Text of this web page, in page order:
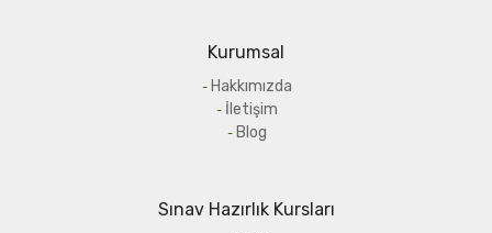
Kurumsal
Hakkımızda
İletişim
Blog
Sınav Hazırlık Kursları